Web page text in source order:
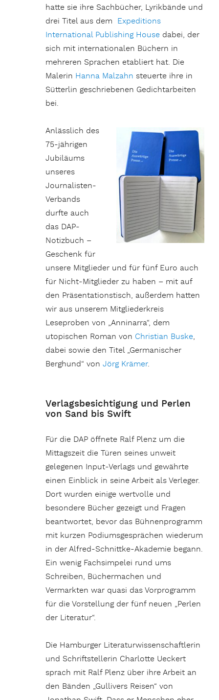
hatte sie ihre Sachbücher, Lyrikbände und
drei Titel aus dem Expeditions
International Publishing House dabei, der
sich mit internationalen Büchern in
mehreren Sprachen etabliert hat. Die
Malerin Hanna Malzahn steuerte ihre in
Sütterlin geschriebenen Gedichtarbeiten
bei.
Anlässlich des
75-jährigen
Jubiläums
unseres
Journalisten-
Verbands
durfte auch
das DAP-
Notizbuch –
Geschenk für
unsere Mitglieder und für fünf Euro auch
für Nicht-Mitglieder zu haben – mit auf
den Präsentationstisch, außerdem hatten
wir aus unserem Mitgliederkreis
Leseproben von „Anninarra“, dem
utopischen Roman von Christian Buske,
dabei sowie den Titel „Germanischer
Berghund“ vonJörg Krämer.
Verlagsbesichtigung und Perlen
von Sand bis Swift
Für die DAP öffnete Ralf Plenz um die
Mittagszeit die Türen seines unweit
gelegenen Input-Verlags und gewährte
einen Einblick in seine Arbeit als Verleger.
Dort wurden einige wertvolle und
besondere Bücher gezeigt und Fragen
beantwortet, bevor das Bühnenprogramm
mit kurzen Podiumsgesprächen wiederum
in der Alfred-Schnittke-Akademie begann.
Ein wenig Fachsimpelei rund ums
Schreiben, Büchermachen und
Vermarkten war quasi das Vorprogramm
für die Vorstellung der fünf neuen „Perlen
der Literatur“.
Die Hamburger Literaturwissenschaftlerin
und Schriftstellerin Charlotte Ueckert
sprach mit Ralf Plenz über ihre Arbeit an
den Bänden „Gullivers Reisen“ von